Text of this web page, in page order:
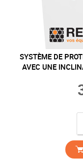
SYSTÈME DE
AVEC UNE